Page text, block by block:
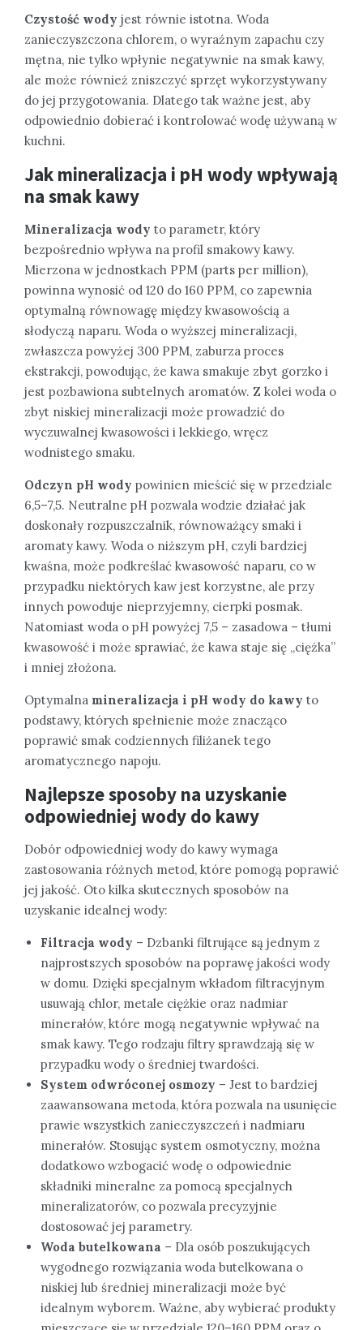
Czystość wody jest równie istotna. Woda
zanieczyszczona chlorem, o wyraźnym zapachu czy
mętna, nie tylko wpłynie negatywnie na smak kawy,
ale może również zniszczyć sprzęt wykorzystywany
do jej przygotowania. Dlatego tak ważne jest, aby
odpowiednio dobierać i kontrolować wodę używaną w
kuchni.
Jak mineralizacja i pH wody wpływają
na smak kawy
Mineralizacja wody to parametr, który
bezpośrednio wpływa na profil smakowy kawy.
Mierzona w jednostkach PPM (parts per million),
powinna wynosić od 120 do 160 PPM, co zapewnia
optymalną równowagę między kwasowością a
słodyczą naparu. Woda o wyższej mineralizacji,
zwłaszcza powyżej 300 PPM, zaburza proces
ekstrakcji, powodując, że kawa smakuje zbyt gorzko i
jest pozbawiona subtelnych aromatów. Z kolei woda o
zbyt niskiej mineralizacji może prowadzić do
wyczuwalnej kwasowości i lekkiego, wręcz
wodnistego smaku.
Odczyn pH wody powinien mieścić się w przedziale
6,5–7,5. Neutralne pH pozwala wodzie działać jak
doskonały rozpuszczalnik, równoważący smaki i
aromaty kawy. Woda o niższym pH, czyli bardziej
kwaśna, może podkreślać kwasowość naparu, co w
przypadku niektórych kaw jest korzystne, ale przy
innych powoduje nieprzyjemny, cierpki posmak.
Natomiast woda o pH powyżej 7,5 – zasadowa – tłumi
kwasowość i może sprawiać, że kawa staje się „ciężka”
i mniej złożona.
Optymalna mineralizacja i pH wody do kawy to
podstawy, których spełnienie może znacząco
poprawić smak codziennych filiżanek tego
aromatycznego napoju.
Najlepsze sposoby na uzyskanie
odpowiedniej wody do kawy
Dobór odpowiedniej wody do kawy wymaga
zastosowania różnych metod, które pomogą poprawić
jej jakość. Oto kilka skutecznych sposobów na
uzyskanie idealnej wody:
Filtracja wody – Dzbanki filtrujące są jednym z
najprostszych sposobów na poprawę jakości wody
w domu. Dzięki specjalnym wkładom filtracyjnym
usuwają chlor, metale ciężkie oraz nadmiar
minerałów, które mogą negatywnie wpływać na
smak kawy. Tego rodzaju filtry sprawdzają się w
przypadku wody o średniej twardości.
System odwróconej osmozy – Jest to bardziej
zaawansowana metoda, która pozwala na usunięcie
prawie wszystkich zanieczyszczeń i nadmiaru
minerałów. Stosując system osmotyczny, można
dodatkowo wzbogacić wodę o odpowiednie
składniki mineralne za pomocą specjalnych
mineralizatorów, co pozwala precyzyjnie
dostosować jej parametry.
Woda butelkowana – Dla osób poszukujących
wygodnego rozwiązania woda butelkowana o
niskiej lub średniej mineralizacji może być
idealnym wyborem. Ważne, aby wybierać produkty